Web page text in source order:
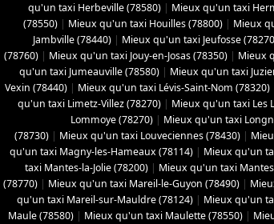
qu'un taxi Herbeville (78580) | Mieux qu'un taxi
(78550) | Mieux qu'un taxi Houilles (78800) | Mieux
Jambville (78440) | Mieux qu'un taxi Jeufosse
(78760) | Mieux qu'un taxi Jouy-en-Josas (78350) | Mieux
qu'un taxi Jumeauville (78580) | Mieux qu'un taxi
Vexin (78440) | Mieux qu'un taxi Lévis-Saint-Nom (78320)
qu'un taxi Limetz-Villez (78270) | Mieux qu'un taxi Les
Lommoye (78270) | Mieux qu'un taxi
(78730) | Mieux qu'un taxi Louveciennes (78430) |
qu'un taxi Magny-les-Hameaux (78114) | Mieux qu'un
taxi Mantes-la-Jolie (78200) | Mieux qu'un taxi
(78770) | Mieux qu'un taxi Mareil-le-Guyon (78490) |
qu'un taxi Mareil-sur-Mauldre (78124) | Mieux qu'un
Maule (78580) | Mieux qu'un taxi Maulette (78550) |